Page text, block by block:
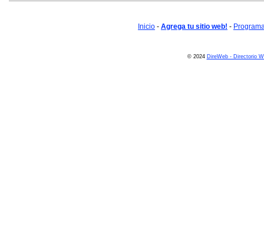
Inicio - Agrega tu sitio web! -
© 2024 DireWeb - Directorio